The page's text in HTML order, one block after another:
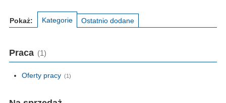
Pokaż: Kategorie Ostatnio dodane
Praca (1)
Oferty pracy (1)